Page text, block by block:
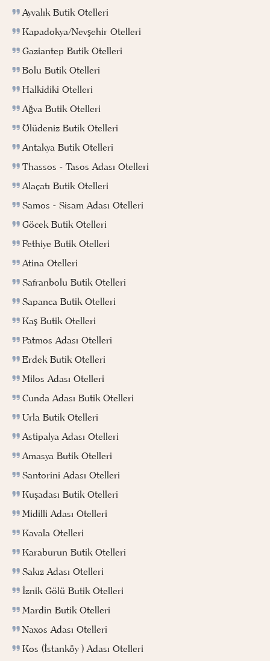
Ayvalık Butik Otelleri
Kapadokya/Nevşehir Otelleri
Gaziantep Butik Otelleri
Bolu Butik Otelleri
Halkidiki Otelleri
Ağva Butik Otelleri
Ölüdeniz Butik Otelleri
Antakya Butik Otelleri
Thassos - Tasos Adası Otelleri
Alaçatı Butik Otelleri
Samos - Sisam Adası Otelleri
Göcek Butik Otelleri
Fethiye Butik Otelleri
Atina Otelleri
Safranbolu Butik Otelleri
Sapanca Butik Otelleri
Kaş Butik Otelleri
Patmos Adası Otelleri
Erdek Butik Otelleri
Milos Adası Otelleri
Cunda Adası Butik Otelleri
Urla Butik Otelleri
Astipalya Adası Otelleri
Amasya Butik Otelleri
Santorini Adası Otelleri
Kuşadası Butik Otelleri
Midilli Adası Otelleri
Kavala Otelleri
Karaburun Butik Otelleri
Sakız Adası Otelleri
İznik Gölü Butik Otelleri
Mardin Butik Otelleri
Naxos Adası Otelleri
Kos (İstanköy ) Adası Otelleri